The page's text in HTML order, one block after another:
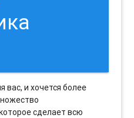
вас, и хочется более
сделает всю